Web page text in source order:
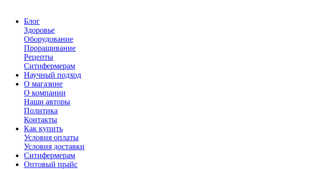
Блог
Здоровье
Оборудование
Проращивание
Рецепты
Ситифермерам
Научный подход
О магазине
О компании
Наши авторы
Политика
Контакты
Как купить
Условия оплаты
Условия доставки
Ситифермерам
Оптовый прайс